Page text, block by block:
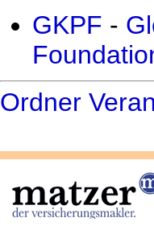
GKPF -
Ordner